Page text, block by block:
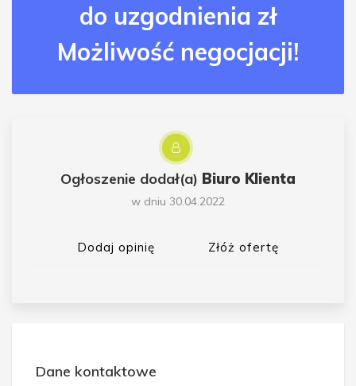
do uzgodnienia zł
Możliwość negocjacji!
Ogłoszenie dodał(a) Biuro Klienta
w dniu 30.04.2022
Dodaj opinię Złóż ofertę
Dane kontaktowe